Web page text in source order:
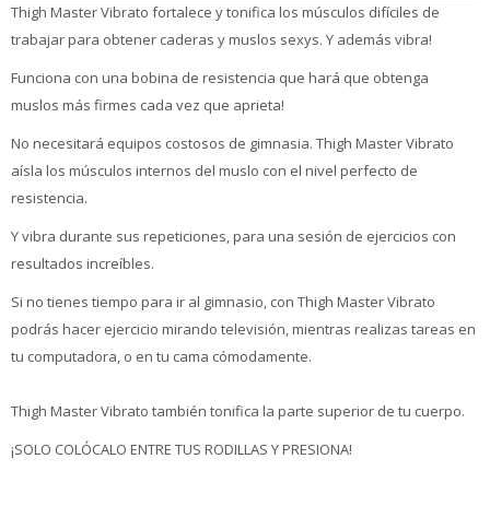
Thigh Master Vibrato fortalece y tonifica los músculos difíciles de
trabajar para obtener caderas y muslos sexys. Y además vibra!
Funciona con una bobina de resistencia que hará que obtenga
muslos más firmes cada vez que aprieta!
No necesitará equipos costosos de gimnasia. Thigh Master Vibrato
aísla los músculos internos del muslo con el nivel perfecto de
resistencia.
Y vibra durante sus repeticiones, para una sesión de ejercicios con
resultados increíbles.
Si no tienes tiempo para ir al gimnasio, con Thigh Master Vibrato
podrás hacer ejercicio mirando televisión, mientras realizas tareas en
tu computadora, o en tu cama cómodamente.
Thigh Master Vibrato también tonifica la parte superior de tu cuerpo.
¡SOLO COLÓCALO ENTRE TUS RODILLAS Y PRESIONA!